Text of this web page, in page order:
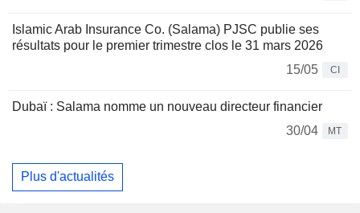
Islamic Arab Insurance Co. (Salama) PJSC publie ses
résultats pour le premier trimestre clos le 31 mars 2026
15/05
CI
Dubaï : Salama nomme un nouveau directeur financier
30/04
MT
Plus d'actualités